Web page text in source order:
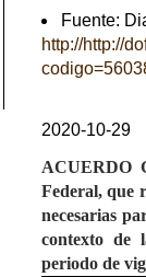
Fuente:
http://http://
2020-10-29
ACUERDO
Federal, que
necesarias
contexto de
periodo de